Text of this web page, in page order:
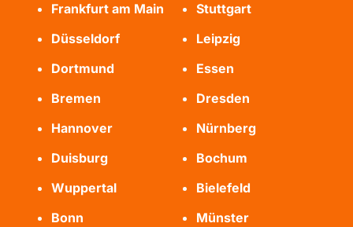
Frankfurt am Main
Stuttgart
Düsseldorf
Leipzig
Dortmund
Essen
Bremen
Dresden
Hannover
Nürnberg
Duisburg
Bochum
Wuppertal
Bielefeld
Bonn
Münster